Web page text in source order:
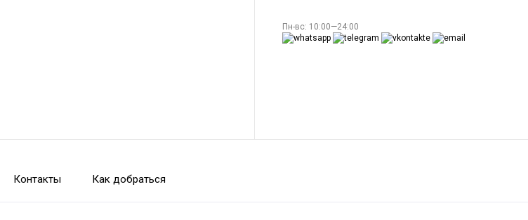
Пн-вс: 10:00—24:00
Контакты Как добраться